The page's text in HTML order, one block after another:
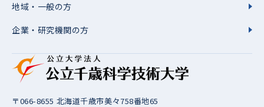
〒066-8655 北海道千歳市美々758番地65
地域・一般の方
企業・研究機関の方